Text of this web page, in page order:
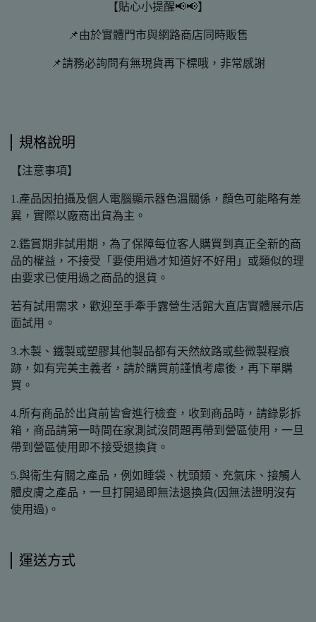
【貼心小提醒📢📢】
📌由於實體門市與網路商店同時販售
📌請務必詢問有無現貨再下標哦，非常感謝
規格說明
【注意事項】
1.產品因拍攝及個人電腦顯示器色溫關係，顏色可能略有差
異，實際以廠商出貨為主。
2.鑑賞期非試用期，為了保障每位客人購買到真正全新的商
品的權益，不接受「要使用過才知道好不好用」或類似的理
由要求已使用過之商品的退貨。
若有試用需求，歡迎至手牽手露營生活館大直店實體展示店
面試用。
3.木製、鐵製或塑膠其他製品都有天然紋路或些微製程痕
跡，如有完美主義者，請於購買前謹慎考慮後，再下單購
買。
4.所有商品於出貨前皆會進行檢查，收到商品時，請錄影拆
箱，商品請第一時間在家測試沒問題再帶到營區使用，一旦
帶到營區使用即不接受退換貨。
5.與衛生有關之產品，例如睡袋、枕頭類、充氣床、接觸人
體皮膚之產品，一旦打開過即無法退換貨(因無法證明沒有
使用過)。
運送方式